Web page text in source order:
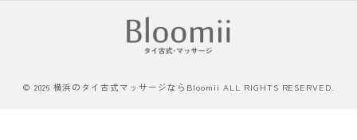
© 2026 横浜のタイ古式マッサージならBloomii ALL RIGHTS RESERVED.